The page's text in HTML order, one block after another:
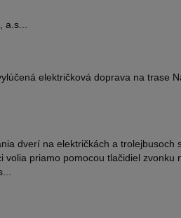
a.s...
električková doprava na trase
dverí na električkách a
priamo pomocou tlačidiel